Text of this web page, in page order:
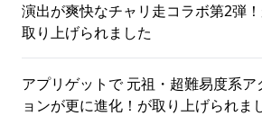
演出が爽快なチャリ走コラボ第2弾
取り上げられました
アプリゲットで 元祖・超難易度系ア
ョンが更に進化！が取り上げられま